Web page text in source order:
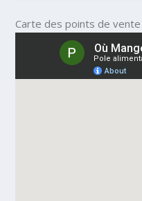
Carte des points de